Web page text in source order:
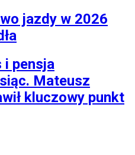
jazdy w 2026
i pensja
Mateusz
kluczowy punkt